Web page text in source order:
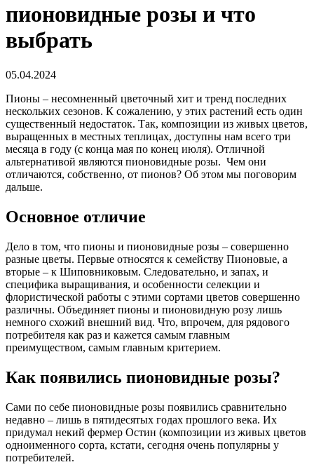
пионовидные розы и что
выбрать
05.04.2024
Пионы – несомненный цветочный хит и тренд последних
нескольких сезонов. К сожалению, у этих растений есть один
существенный недостаток. Так, композиции из живых цветов,
выращенных в местных теплицах, доступны нам всего три
месяца в году (с конца мая по конец июля). Отличной
альтернативой являются пионовидные розы. Чем они
отличаются, собственно, от пионов? Об этом мы поговорим
дальше.
Основное отличие
Дело в том, что пионы и пионовидные розы – совершенно
разные цветы. Первые относятся к семейству Пионовые, а
вторые – к Шиповниковым. Следовательно, и запах, и
специфика выращивания, и особенности селекции и
флористической работы с этими сортами цветов совершенно
различны. Объединяет пионы и пионовидную розу лишь
немного схожий внешний вид. Что, впрочем, для рядового
потребителя как раз и кажется самым главным
преимуществом, самым главным критерием.
Как появились пионовидные розы?
Сами по себе пионовидные розы появились сравнительно
недавно – лишь в пятидесятых годах прошлого века. Их
придумал некий фермер Остин (композиции из живых цветов
одноименного сорта, кстати, сегодня очень популярны у
потребителей.